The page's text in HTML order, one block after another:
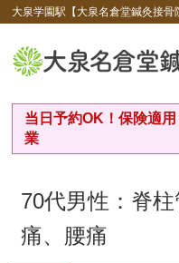
大泉学園駅【大泉名倉堂鍼灸接
当日予約OK！保険適
業
70代男性：脊
痛、腰痛